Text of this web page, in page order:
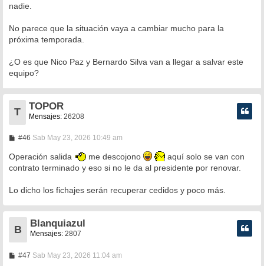
nadie.
No parece que la situación vaya a cambiar mucho para la
próxima temporada.
¿O es que Nico Paz y Bernardo Silva van a llegar a salvar este
equipo?
T
TOPOR
Mensajes: 26208
#46M
n
s
a
e
Sab May 23, 2026 10:49 am
Operación salida me descojono
aquí solo se van con
contrato terminado y eso si no le da al presidente por renovar.
Lo dicho los fichajes serán recuperar cedidos y poco más.
B
Blanquiazul
Mensajes: 2807
#47MSab May 23, 2026 11:04 am